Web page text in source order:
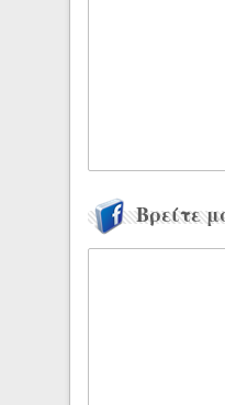
Βρείτε